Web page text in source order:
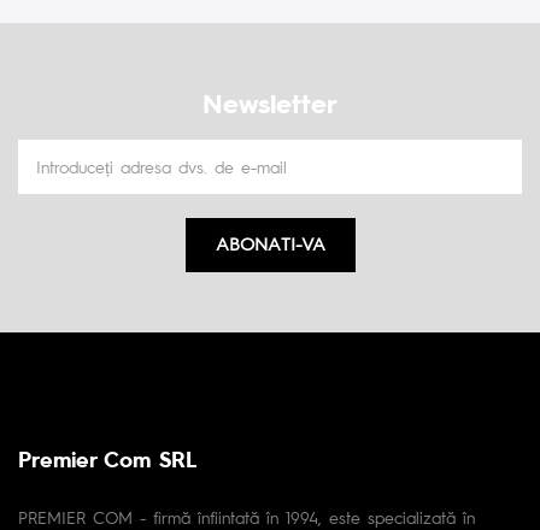
Newsletter
ABONATI-VA
Premier Com SRL
PREMIER COM - firmă înfiintată în 1994, este specializată în